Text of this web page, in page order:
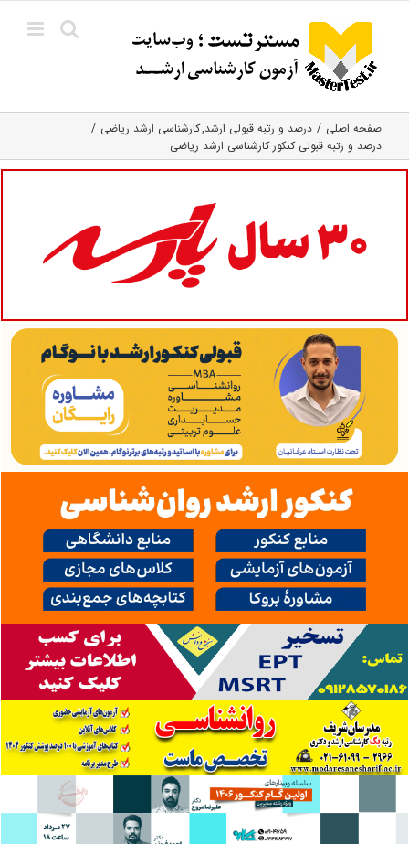
content
صفحه اصلی درصد و رتبه قبولی ارشد کارشناسی ارشد ریاضی
درصد و رتبه قبولی کنکور کارشناسی ارشد ریاضی